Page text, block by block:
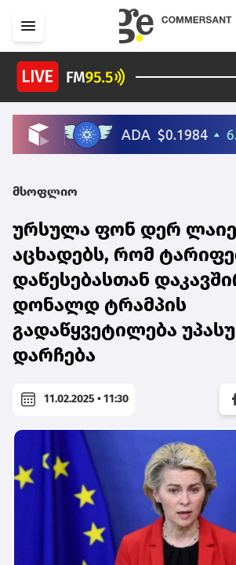
მსოფლიო
ურსულა ფონ დერ
აცხადებს, რომ
დაწესებასთან
დონალდ ტრამპის
გადაწყვეტილება
დარჩება
11.02.2025 • 11:30